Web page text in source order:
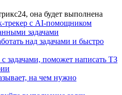
она будет выполнена
трекер с AI-помощником
задачами
над задачами и быстро
с задачами, поможет написать ТЗ
на чем нужно